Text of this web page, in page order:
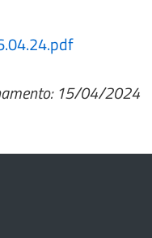
15/04/2024